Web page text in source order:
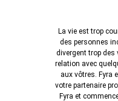
La vie est trop
des personnes
divergent trop des
relation avec
aux vôtres. Fyra
votre partenaire
Fyra et